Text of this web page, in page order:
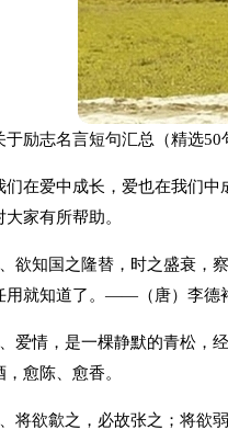
于励志名言短句汇总（精选50
们在爱中成长，爱也在我们
大家有所帮助。
欲知国之隆替，时之盛衰，
用就知道了。——（唐）李德
爱情，是一棵静默的青松，
，愈陈、愈香。
将欲歙之，必故张之；将欲